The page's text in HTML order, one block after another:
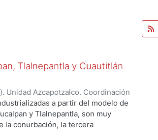
Tlalnepantla y Cuautitlán
Unidad Azcapotzalco. Coordinación
Castillo, Hugoa partir del modelo de
y Tlalnepantla, son muy
la conurbación, la tercera